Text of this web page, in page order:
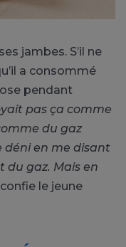
jambes. S’il ne
a consommé
pendant
pas ça comme
du gaz
déni en me disant
du gaz. Mais en
confie le jeune